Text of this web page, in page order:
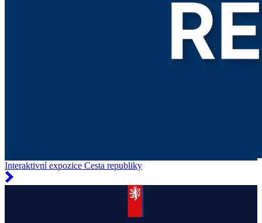
Interaktivní expozice Cesta republiky